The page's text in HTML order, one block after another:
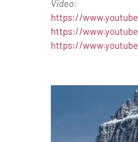
Video:
https://
https://
https://